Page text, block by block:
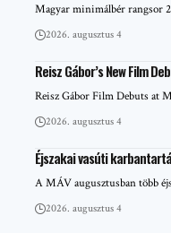
Magyar minimálbér rangsor
2026. augusztus 4
Reisz Gábor’s New Film
Reisz Gábor Film Debuts at
2026. augusztus 4
Éjszakai vasúti
A MÁV augusztusban több
2026. augusztus 4